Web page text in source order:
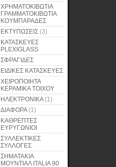
ΧΡΗΜΑΤΟΚΙΒΩΤΙΑ
ΓΡΑΜΜΑΤΟΚΙΒΩΤΙΑ
ΚΟΥΜΠΑΡΑΔΕΣ
ΕΚΤΥΠΩΣΕΙΣ (3)
ΚΑΤΑΣΚΕΥΕΣ
PLEXIGLASS
ΣΦΡΑΓΙΔΕΣ
ΕΙΔΙΚΕΣ ΚΑΤΑΣΚΕΥΕΣ
ΧΕΙΡΟΠΟΙΗΤΑ
ΚΕΡΑΜΙΚΑ ΤΟΙΧΟΥ
ΗΛΕΚΤΡΟΝΙΚΑ(1)
ΔΙΑΦΟΡΑ(1)
ΚΑΘΡΕΠΤΕΣ
ΕΥΡΥΓΩΝΙΟΙ
ΣΥΛΛΕΚΤΙΚΕΣ
ΣΥΛΛΟΓΕΣ
ΣΗΜΑΤΑΚΙΑ
ΜΟΥΝΤΙΑΛ ITALIA 90